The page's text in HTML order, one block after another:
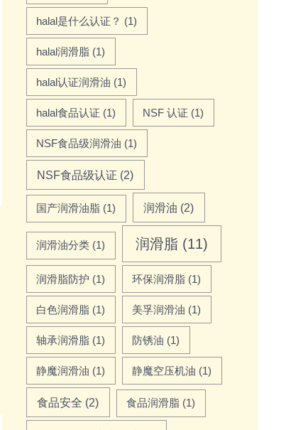
halal是什么认证？ (1)
halal润滑脂 (1)
halal认证润滑油 (1)
halal食品认证 (1) NSF 认证 (1)
NSF食品级润滑油 (1)
NSF食品级认证 (2)
国产润滑油脂 (1) 润滑油 (2)
润滑油分类 (1) 润滑脂 (11)
润滑脂防护 (1) 环保润滑脂 (1)
白色润滑脂 (1) 美孚润滑油 (1)
轴承润滑脂 (1) 防锈油 (1)
静魔润滑油 (1) 静魔空压机油 (1)
食品安全 (2) 食品润滑脂 (1)